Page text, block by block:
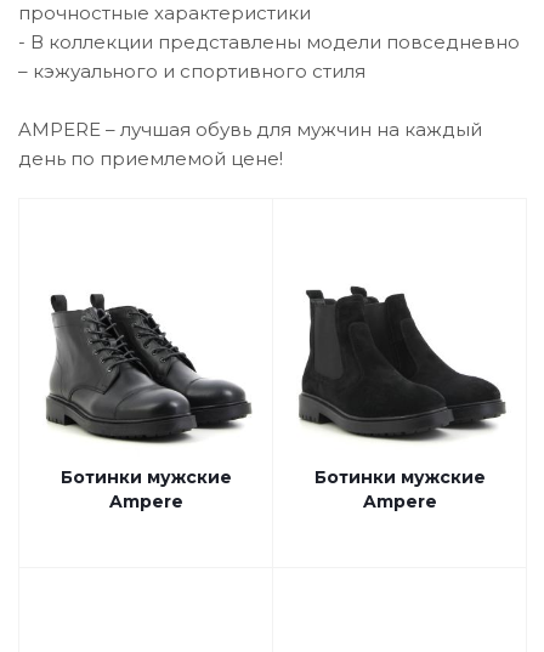
прочностные характеристики
- В коллекции представлены модели повседневно
– кэжуального и спортивного стиля
AMPERE – лучшая обувь для мужчин на каждый
день по приемлемой цене!
Ботинки мужские
Ampere
Ботинки мужские
Ampere